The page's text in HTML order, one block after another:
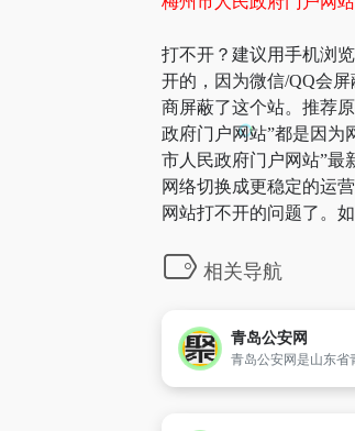
打不开？建议用手机浏
开的，因为微信/QQ会
商屏蔽了这个站。推荐
政府门户网站”都是因为
市人民政府门户网站”最
网络切换成更稳定的运
网站打不开的问题了。
相关导航
青岛公安网